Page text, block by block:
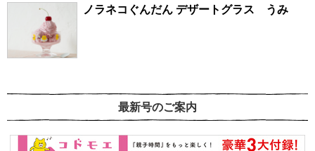
ノラネコぐんだん デザートグラス うみ
最新号のご案内